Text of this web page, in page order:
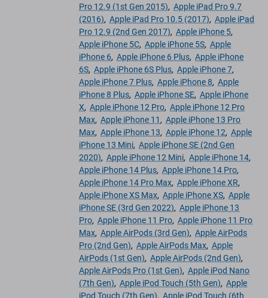
Pro 12.9 (1st Gen 2015), Apple iPad Pro 9.7
(2016), Apple iPad Pro 10.5 (2017), Apple iPad
Pro 12.9 (2nd Gen 2017), Apple iPhone 5,
Apple iPhone 5C, Apple iPhone 5S, Apple
iPhone 6, Apple iPhone 6 Plus, Apple iPhone
6S, Apple iPhone 6S Plus, Apple iPhone 7,
Apple iPhone 7 Plus, Apple iPhone 8, Apple
iPhone 8 Plus, Apple iPhone SE, Apple iPhone
X, Apple iPhone 12 Pro, Apple iPhone 12 Pro
Max, Apple iPhone 11, Apple iPhone 13 Pro
Max, Apple iPhone 13, Apple iPhone 12, Apple
iPhone 13 Mini, Apple iPhone SE (2nd Gen
2020), Apple iPhone 12 Mini, Apple iPhone 14,
Apple iPhone 14 Plus, Apple iPhone 14 Pro,
Apple iPhone 14 Pro Max, Apple iPhone XR,
Apple iPhone XS Max, Apple iPhone XS, Apple
iPhone SE (3rd Gen 2022), Apple iPhone 13
Pro, Apple iPhone 11 Pro, Apple iPhone 11 Pro
Max, Apple AirPods (3rd Gen), Apple AirPods
Pro (2nd Gen), Apple AirPods Max, Apple
AirPods (1st Gen), Apple AirPods (2nd Gen),
Apple AirPods Pro (1st Gen), Apple iPod Nano
(7th Gen), Apple iPod Touch (5th Gen), Apple
iPod Touch (7th Gen), Apple iPod Touch (6th